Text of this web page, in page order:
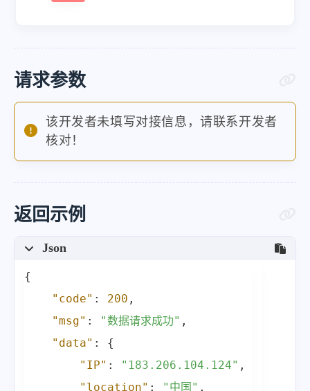
请求参数
该开发者未填写对接信息，请联系开发者
核对！
返回示例
Json
{
"code" : 200 ,
"msg" : "数据请求成功" ,
"data" :
{
"IP" : "183.206.104.124" ,
"location" : "中国" ,